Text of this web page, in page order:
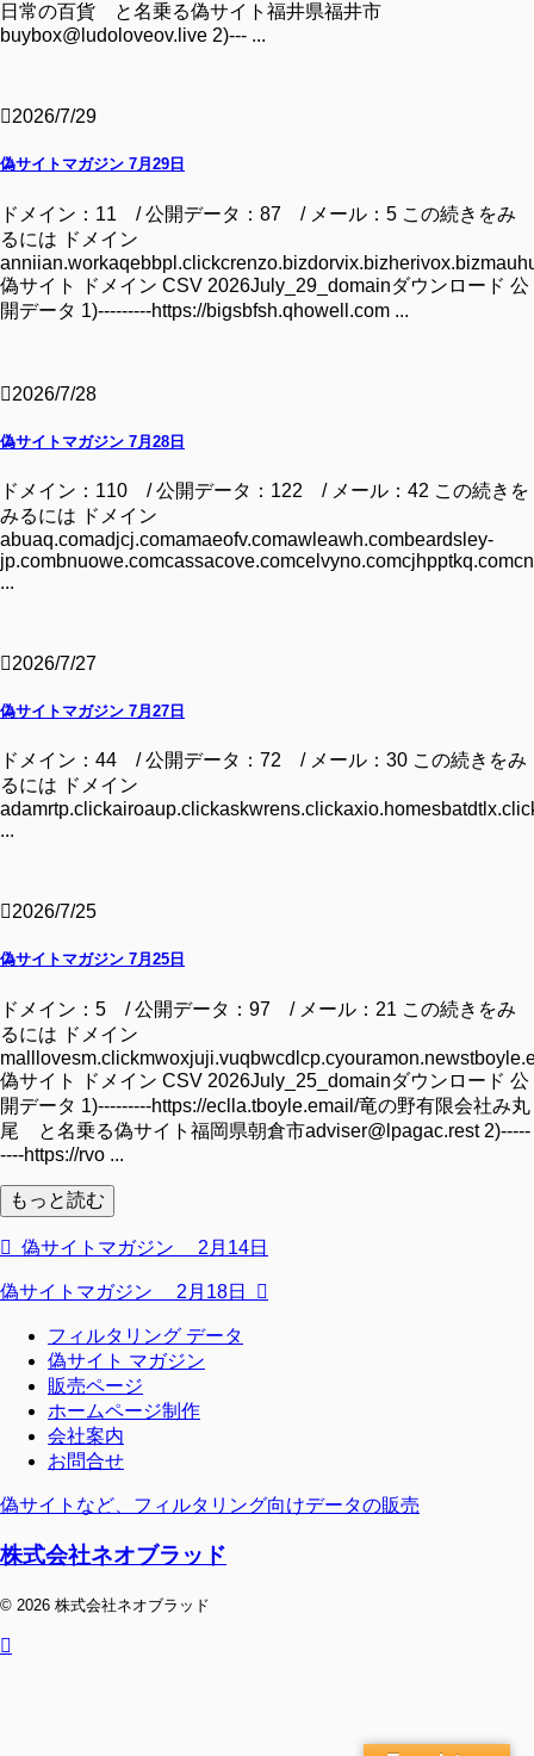
日常の百貨 と名乗る偽サイト福井県福井市
buybox@ludoloveov.live 2)--- ...
2026/7/29
偽サイトマガジン 7月29日
ドメイン：11 / 公開データ：87 / メール：5 この続きをみ
るには ドメイン
偽サイト ドメイン CSV 2026July_29_domainダウンロード 公
開データ 1)---------https://bigsbfsh.qhowell.com ...
2026/7/28
偽サイトマガジン 7月28日
ドメイン：110 / 公開データ：122 / メール：42 この続きを
みるには ドメイン
abuaq.comadjcj.comamaeofv.comawleawh.combeardsley-
...
2026/7/27
偽サイトマガジン 7月27日
ドメイン：44 / 公開データ：72 / メール：30 この続きをみ
るには ドメイン
...
2026/7/25
偽サイトマガジン 7月25日
ドメイン：5 / 公開データ：97 / メール：21 この続きをみ
るには ドメイン
偽サイト ドメイン CSV 2026July_25_domainダウンロード 公
開データ 1)---------https://eclla.tboyle.email/竜の野有限会社み丸
尾 と名乗る偽サイト福岡県朝倉市adviser@lpagac.rest 2)-----
----https://rvo ...
もっと読む
偽サイトマガジン 2月14日
偽サイトマガジン 2月18日
フィルタリング データ
偽サイト マガジン
販売ページ
ホームページ制作
会社案内
お問合せ
偽サイトなど、フィルタリング向けデータの販売
株式会社ネオブラッド
© 2026 株式会社ネオブラッド